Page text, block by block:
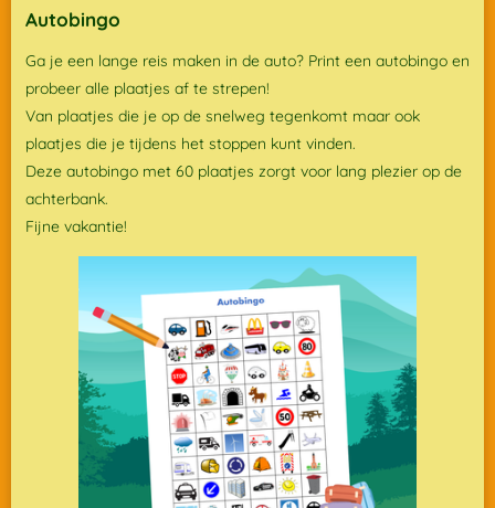
Autobingo
Ga je een lange reis maken in de auto? Print een autobingo en
probeer alle plaatjes af te strepen!
Van plaatjes die je op de snelweg tegenkomt maar ook
plaatjes die je tijdens het stoppen kunt vinden.
Deze autobingo met 60 plaatjes zorgt voor lang plezier op de
achterbank.
Fijne vakantie!